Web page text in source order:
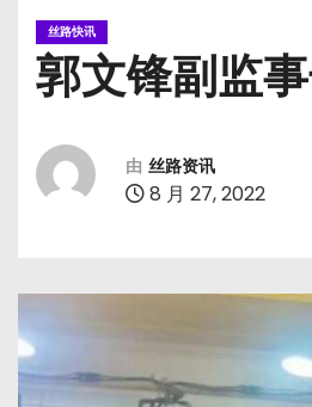
丝路快讯
郭文锋副监
由 丝路资讯
8 月 27, 2022